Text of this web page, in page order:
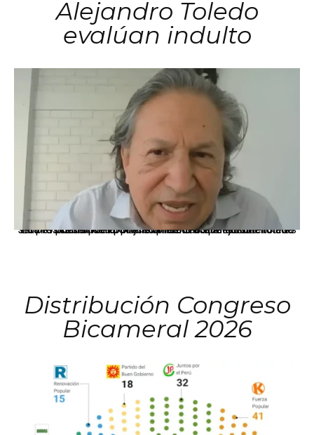
Alejandro Toledo
evalúan indulto
La presidenta Keiko Fujimori informó que la solicitud de indulto presentada por el expresidente Alejandro Toledo será evaluada por la Comisión de Gracias Presidenciales conforme al procedimiento establecido.
Distribución Congreso
Bicameral 2026